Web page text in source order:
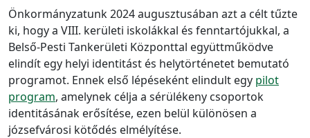
Önkormányzatunk 2024 augusztusában azt a célt tűzte
ki, hogy a VIII. kerületi iskolákkal és fenntartójukkal, a
Belső-Pesti Tankerületi Központtal együttműködve
elindít egy helyi identitást és helytörténetet bemutató
programot. Ennek első lépéseként elindult egy pilot
program, amelynek célja a sérülékeny csoportok
identitásának erősítése, ezen belül különösen a
józsefvárosi kötődés elmélyítése.